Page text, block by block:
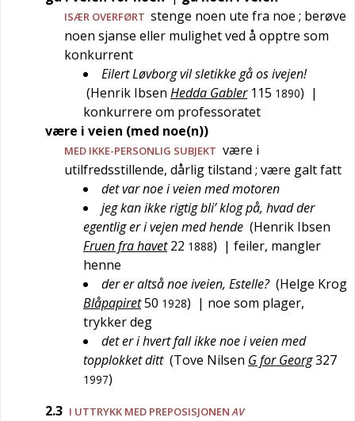
ISÆR OVERFØRT stenge noen ute fra noe ; berøve
noen sjanse eller mulighet ved å opptre som
konkurrent
Eilert Løvborg vil sletikke gå os ivejen!
(Henrik Ibsen Hedda Gabler 115 1890) |
konkurrere om professoratet
være i veien (med noe(n))
MED IKKE-PERSONLIG SUBJEKT være i
utilfredsstillende, dårlig tilstand ; være galt fatt
det var noe i veien med motoren
jeg kan ikke rigtig bli’ klog på, hvad der
egentlig er i vejen med hende (Henrik Ibsen
Fruen fra havet 22 1888) | feiler, mangler
henne
der er altså noe iveien, Estelle? (Helge Krog
Blåpapiret50 1928) | noe som plager,
trykker deg
det er i hvert fall ikke noe i veien med
topplokket ditt (Tove Nilsen G for Georg327
1997)
2.3 I UTTRYKK MED PREPOSISJONENAV